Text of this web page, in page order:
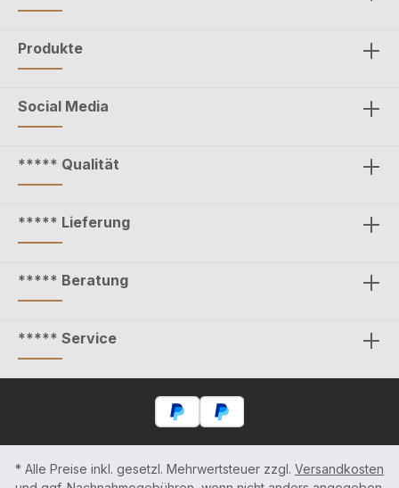
Produkte
Social Media
***** Qualität
***** Lieferung
***** Beratung
***** Service
* Alle Preise inkl. gesetzl. Mehrwertsteuer zzgl. Versandkosten